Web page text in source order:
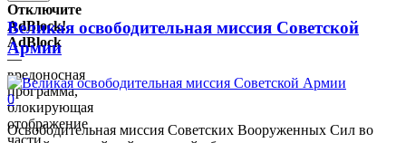
Отключите
AdBlock!
AdBlock
—
вредоносная
программа,
блокирующая
отображение
части
Великая освободительная миссия Советской
Армии
0
Освободительная миссия Советских Вооруженных Сил во